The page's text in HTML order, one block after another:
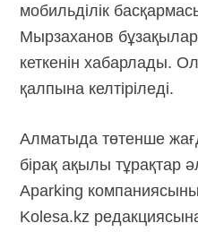
мобильділік
Мырзаханов
кеткенін хабарлады.
қалпына келтіріледі.
Алматыда төтенше
бірақ ақылы тұрақтар
Aparking
Kolesa.kz